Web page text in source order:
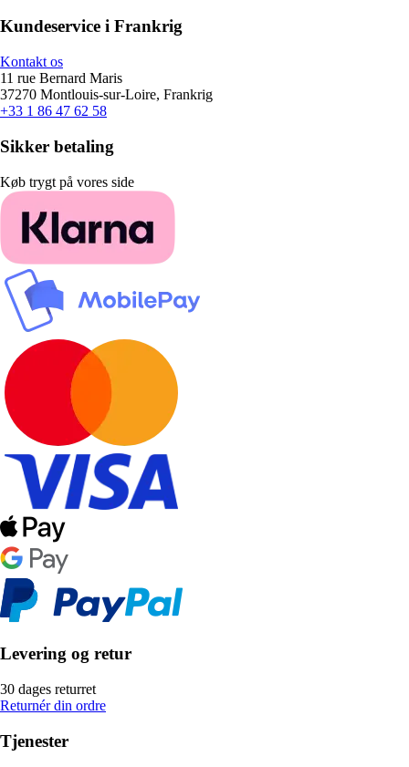
Kundeservice i Frankrig
Kontakt os
11 rue Bernard Maris
37270 Montlouis-sur-Loire, Frankrig
+33 1 86 47 62 58
Sikker betaling
Køb trygt på vores side
Levering og retur
30 dages returret
Returnér din ordre
Tjenester